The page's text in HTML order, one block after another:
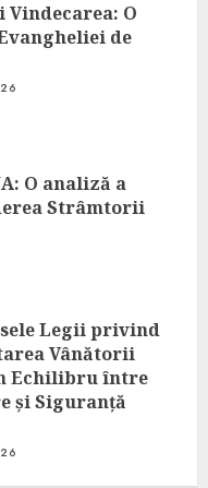
Vindecarea: O
de
O analiză a
Strâmtorii
Legii privind
Vânătorii
Echilibru între
și Siguranță